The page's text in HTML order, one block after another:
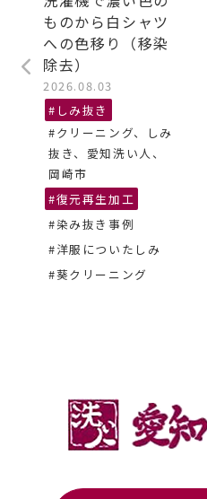
ものから白シャツ
への色移り（移染
除去）
2026.08.03
#しみ抜き
#クリーニング、しみ
抜き、愛知洗い人、
岡崎市
#復元再生加工
#染み抜き事例
#洋服についたしみ
#葵クリーニング